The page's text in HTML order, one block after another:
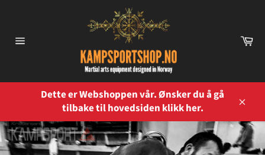
innholdetSidenavigasjon
Dette er Webshoppen vår. Ønsker du å gå
tilbake til hovedsiden klikk her.